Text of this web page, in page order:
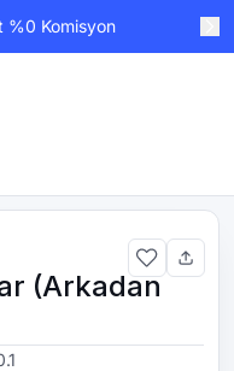
%0 Komisyon
(Arkadan